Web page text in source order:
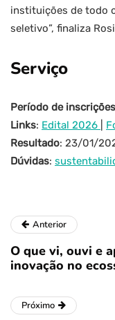
instituições de todo
seletivo”, finaliza
Serviço
Período de inscrições
Links: Edital 2026
Resultado: 23/01/
Dúvidas:
Anterior
O que vi, ouvi e
inovação no
Próximo